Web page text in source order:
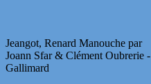
Jeangot, Renard Manouche par
Joann Sfar & Clément Oubrerie -
Gallimard